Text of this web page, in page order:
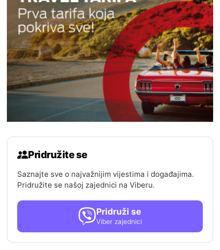
Pridružite se
Saznajte sve o najvažnijim vijestima i događajima.
Pridružite se našoj zajednici na Viberu.
Pridruži se
Viber zajednici